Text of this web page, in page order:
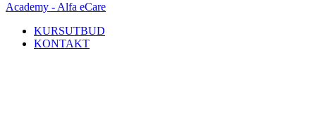
Academy - Alfa eCare
KURSUTBUD
KONTAKT